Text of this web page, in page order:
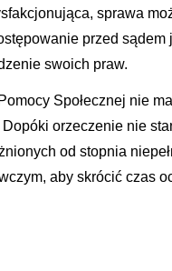
sprawa
przed sądem
swoich praw.
Społecznej nie
orzeczenie nie
od stopnia
aby skrócić czas